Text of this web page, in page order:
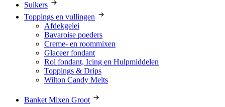
Suikers
Toppings en vullingen
Afdekgelei
Bavaroise poeders
Creme- en roommixen
Glaceer fondant
Rol fondant, Icing en Hulpmiddelen
Toppings & Drips
Wilton Candy Melts
Banket Mixen Groot